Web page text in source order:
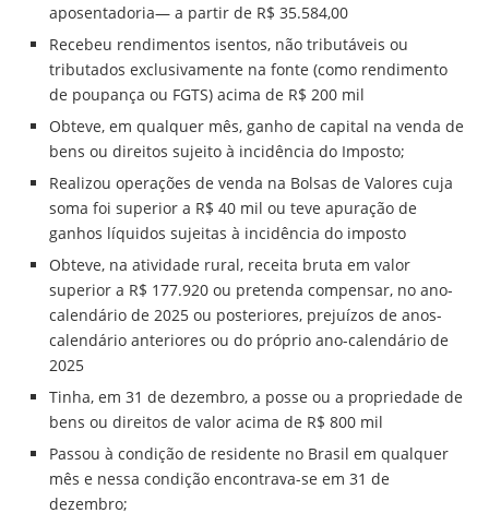
aposentadoria— a partir de R$ 35.584,00
Recebeu rendimentos isentos, não tributáveis ou
tributados exclusivamente na fonte (como rendimento
de poupança ou FGTS) acima de R$ 200 mil
Obteve, em qualquer mês, ganho de capital na venda de
bens ou direitos sujeito à incidência do Imposto;
Realizou operações de venda na Bolsas de Valores cuja
soma foi superior a R$ 40 mil ou teve apuração de
ganhos líquidos sujeitas à incidência do imposto
Obteve, na atividade rural, receita bruta em valor
superior a R$ 177.920 ou pretenda compensar, no ano-
calendário de 2025 ou posteriores, prejuízos de anos-
calendário anteriores ou do próprio ano-calendário de
2025
Tinha, em 31 de dezembro, a posse ou a propriedade de
bens ou direitos de valor acima de R$ 800 mil
Passou à condição de residente no Brasil em qualquer
mês e nessa condição encontrava-se em 31 de
dezembro;